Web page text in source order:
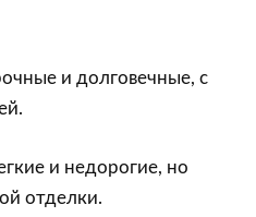
и долговечные, с
и недорогие, но
отделки.